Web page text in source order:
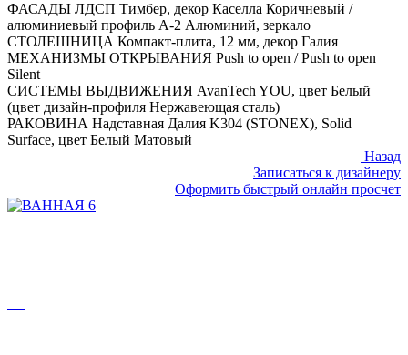
ФАСАДЫ ЛДСП Тимбер, декор Каселла Коричневый /
алюминиевый профиль А-2 Алюминий, зеркало
СТОЛЕШНИЦА Компакт-плита, 12 мм, декор Галия
МЕХАНИЗМЫ ОТКРЫВАНИЯ Push to open / Push to open
Silent
СИСТЕМЫ ВЫДВИЖЕНИЯ AvanTech YOU, цвет Белый
(цвет дизайн-профиля Нержавеющая сталь)
РАКОВИНА Надставная Далия K304 (STONEX), Solid
Surface, цвет Белый Матовый
Назад
Записаться к дизайнеру
Оформить быстрый онлайн просчет